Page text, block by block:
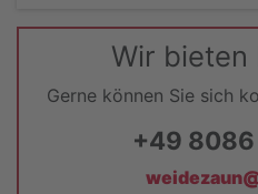
Wir bieten
Gerne können Sie sich
+49